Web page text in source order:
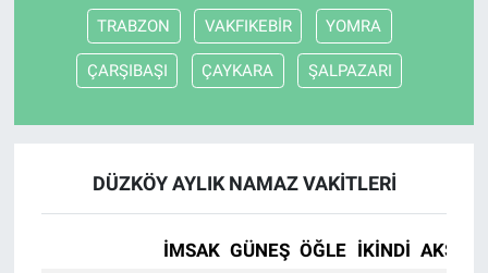
TRABZON VAKFIKEBİR YOMRA
ÇARŞIBAŞI ÇAYKARA ŞALPAZARI
DÜZKÖY AYLIK NAMAZ VAKITLERI
İMSAK GÜNEŞ ÖĞLE İKINDI AKŞAM